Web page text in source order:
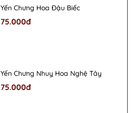
Yến Chưng Hoa Đậu Biếc
75.000đ
Yến Chưng Nhuỵ Hoa Nghệ Tây
75.000đ